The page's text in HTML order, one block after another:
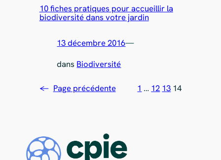
10 fiches pratiques pour accueillir la
biodiversité dans votre jardin
13 décembre 2016—
dans Biodiversité
← Page précédente 1 … 12 13 14